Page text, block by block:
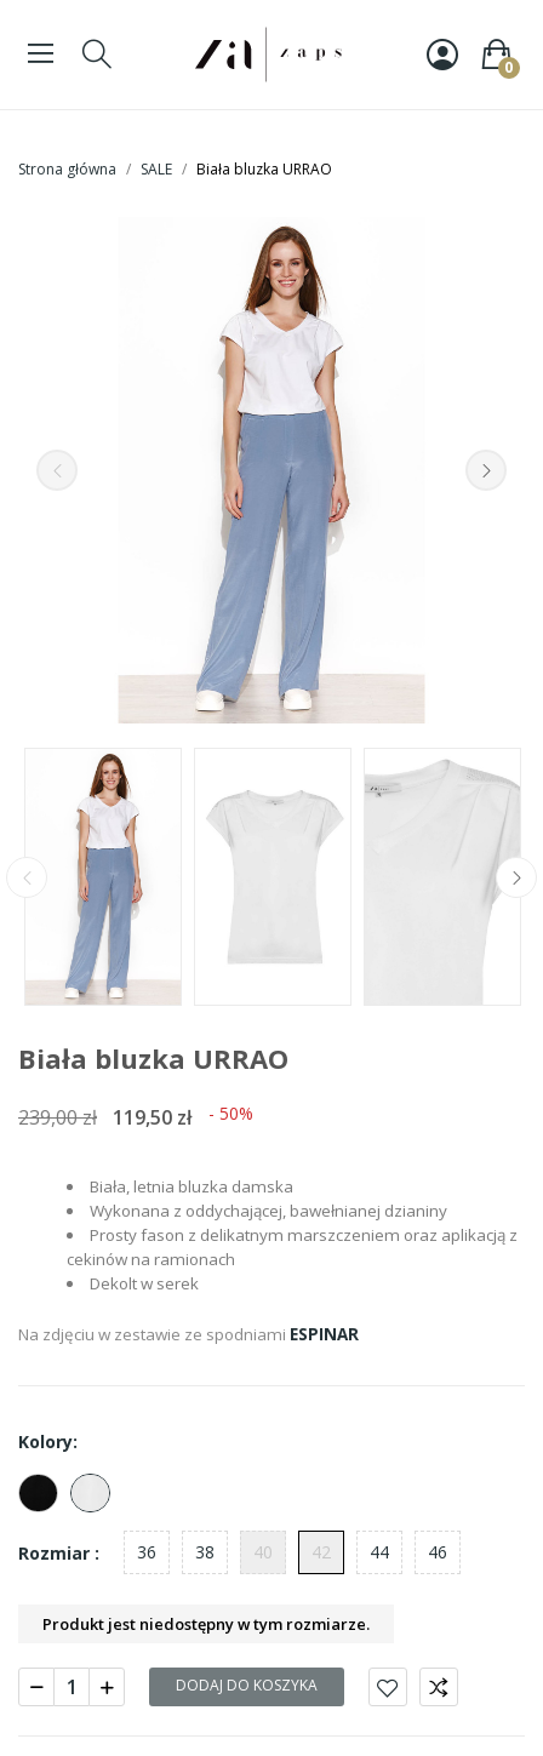
0
Strona główna SALE Biała bluzka URRAO
Biała bluzka URRAO
239,00 zł 119,50 zł - 50%
Biała, letnia bluzka damska
Wykonana z oddychającej, bawełnianej dzianiny
Prosty fason z delikatnym marszczeniem oraz aplikacją z
cekinów na ramionach
Dekolt w serek
Na zdjęciu w zestawie ze spodniami ESPINAR
Kolory:
Rozmiar : 36 38 40 42 44 46
Produkt jest niedostępny w tym rozmiarze.
DODAJ DO KOSZYKA